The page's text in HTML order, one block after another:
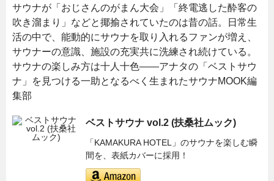
サウナが「おじさんのがまん大会」「終電逃した酔客の
吹き溜まり」などと揶揄されていたのは昔の話。日常生
活の中で、能動的にサウナを取り入れるファンが増え、
サウナーの意識、施設の充実共に洗練され続けている。
サウナの楽しみ方は十人十色――アナタの「ベストサウ
ナ」を見つける一助となるべく生まれたサウナMOOK編
集部
ベストサウナ vol.2 (扶桑社ムック)
「KAMAKURA HOTEL」のサウナを楽しむ瞬
間を、表紙カバーに採用！